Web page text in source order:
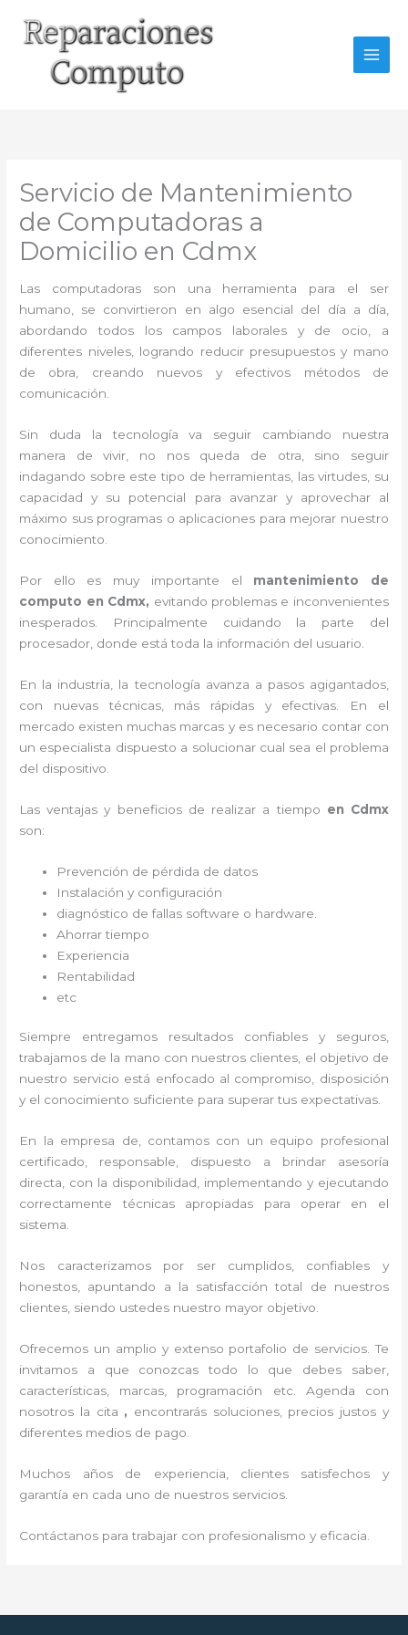
contenido
Servicio de Mantenimiento
de Computadoras a
Domicilio en Cdmx
Las computadoras son una herramienta para el ser
humano, se convirtieron en algo esencial del día a día,
abordando todos los campos laborales y de ocio, a
diferentes niveles, logrando reducir presupuestos y mano
de obra, creando nuevos y efectivos métodos de
comunicación.
Sin duda la tecnología va seguir cambiando nuestra
manera de vivir, no nos queda de otra, sino seguir
indagando sobre este tipo de herramientas, las virtudes, su
capacidad y su potencial para avanzar y aprovechar al
máximo sus programas o aplicaciones para mejorar nuestro
conocimiento.
Por ello es muy importante el mantenimiento de
computo en Cdmx, evitando problemas e inconvenientes
inesperados. Principalmente cuidando la parte del
procesador, donde está toda la información del usuario.
En la industria, la tecnología avanza a pasos agigantados,
con nuevas técnicas, más rápidas y efectivas . En el
mercado existen muchas marcas y es necesario contar con
un especialista dispuesto a solucionar cual sea el problema
del dispositivo.
Las ventajas y beneficios de realizar a tiempo en Cdmx
son:
Prevención de pérdida de datos
Instalación y configuración
diagnóstico de fallas software o hardware
Ahorrar tiempo
Experiencia
Rentabilidad
etc
Siempre entregamos resultados confiables y seguros,
trabajamos de la mano con nuestros clientes, el objetivo de
nuestro servicio está enfocado al compromiso, disposición
y el conocimiento suficiente para superar tus expectativas.
En la empresa de , contamos con un equipo profesional
certificado, responsable, dispuesto a brindar asesoría
directa, con la disponibilidad, implementando y ejecutando
correctamente técnicas apropiadas para operar en el
sistema.
Nos caracterizamos por ser cumplidos, confiables y
honestos, apuntando a la satisfacción total de nuestros
clientes, siendo ustedes nuestro mayor objetivo.
Ofrecemos un amplio y extenso portafolio de servicios. Te
invitamos a que conozcas todo lo que debes saber,
características, marcas, programación etc. Agenda con
nosotros la cita , encontrarás soluciones, precios justos y
diferentes medios de pago.
Muchos años de experiencia, clientes satisfechos y
garantía en cada uno de nuestros servicios.
Contáctanos para trabajar con profesionalismo y eficacia.